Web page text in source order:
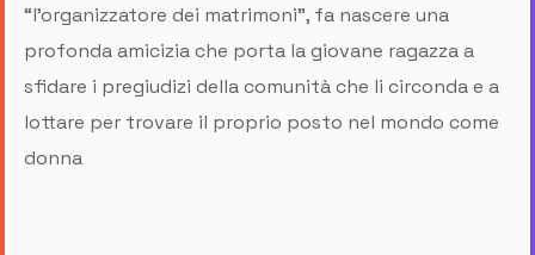
“l’organizzatore dei matrimoni”, fa nascere una
profonda amicizia che porta la giovane ragazza a
sfidare i pregiudizi della comunità che li circonda e a
lottare per trovare il proprio posto nel mondo come
donna